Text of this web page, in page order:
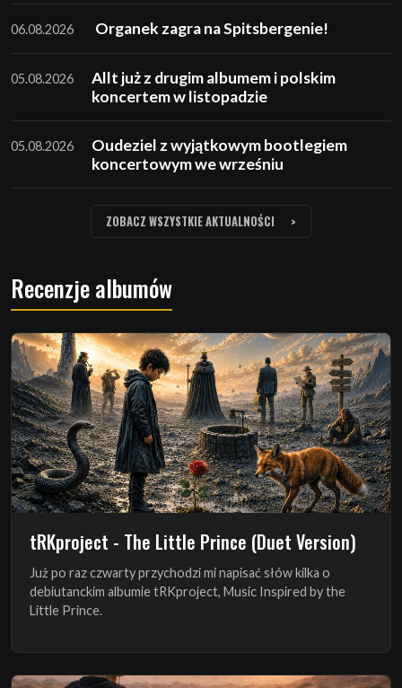
06.08.2026 Organek zagra na Spitsbergenie!
05.08.2026
Allt już z drugim albumem i polskim
koncertem w listopadzie
05.08.2026
Oudeziel z wyjątkowym bootlegiem
koncertowym we wrześniu
ZOBACZ WSZYSTKIE AKTUALNOŚCI
Recenzje albumów
tRKproject - The Little Prince (Duet Version)
Już po raz czwarty przychodzi mi napisać słów kilka o
debiutanckim albumie tRKproject, Music Inspired by the
Little Prince.